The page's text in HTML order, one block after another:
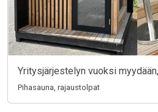
Yritysjärjestelyn vuoksi
Pihasauna, rajaustolpat